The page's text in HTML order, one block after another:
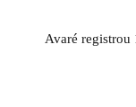
Avaré registrou